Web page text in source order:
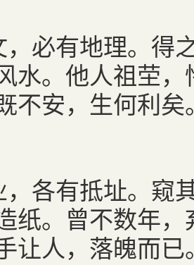
，必有地理。得
水。他人祖茔
不安，生何利
，各有抵址。窥
纸。曾不数年
让人，落魄而